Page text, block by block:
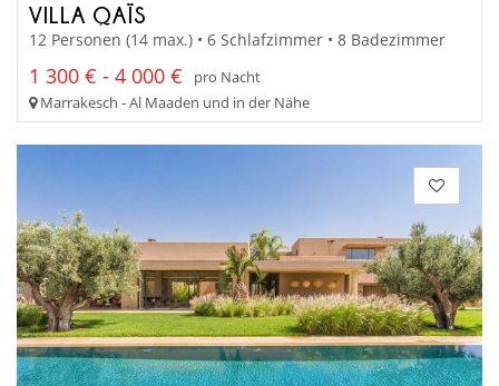
VILLA QAÏS
12 Personen (14 max.) • 6 Schlafzimmer • 8 Badezimmer
1 300 € - 4 000 €
pro Nacht
Marrakesch - Al Maaden und in der Nähe